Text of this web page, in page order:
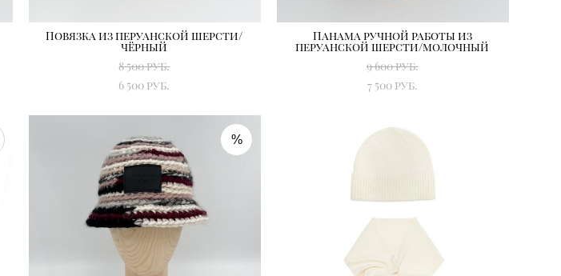
Повязка из перуанской шерсти/
чёрный
8 500 pуб.
6 500 pуб.
Панама ручной работы из
перуанской шерсти/молочный
9 600 pуб.
7 500 pуб.
%